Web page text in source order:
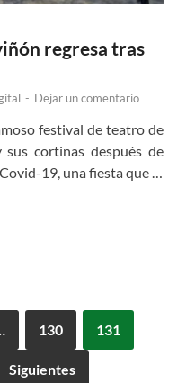
regresa tras
- Dejar un comentario
festival de teatro de
sus cortinas después de
19, una fiesta que …
130 131
Siguientes